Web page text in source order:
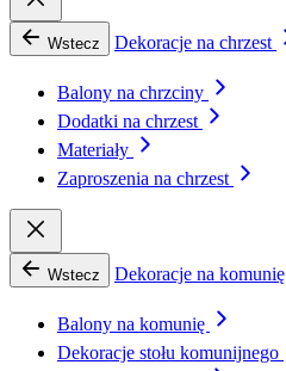
Wstecz Dekoracje na chrzest
Balony na chrzciny
Dodatki na chrzest
Materiały
Zaproszenia na chrzest
Wstecz Dekoracje na komunię
Balony na komunię
Dekoracje stołu komunijnego